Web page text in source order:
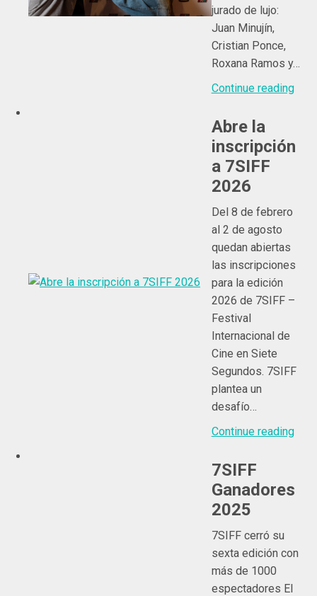
jurado de lujo:
Juan Minujín,
Cristian Ponce,
Roxana Ramos y…
Continue reading
Abre la
inscripción
a 7SIFF
2026
Del 8 de febrero
al 2 de agosto
quedan abiertas
las inscripciones
para la edición
2026 de 7SIFF –
Festival
Internacional de
Cine en Siete
Segundos. 7SIFF
plantea un
desafío…
Continue reading
7SIFF
Ganadores
2025
7SIFF cerró su
sexta edición con
más de 1000
espectadores El